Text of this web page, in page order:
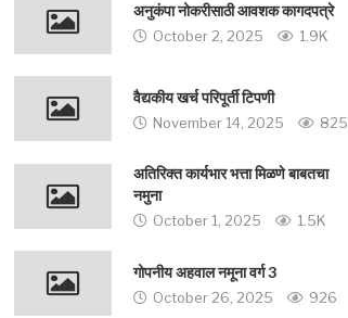
अनुकंपा नोकरीसाठी आवशक कागदपत्रे
October 2, 2025 1.9K
वैद्यकीय खर्च परिपूर्ती टिपणी
November 14, 2025 825
अतिरिक्त कार्यभार भत्ता मिळणे बाबतचा
नमुना
October 1, 2025 1.5K
गोपनीय अहवाल नमूना वर्ग 3
October 26, 2025 926